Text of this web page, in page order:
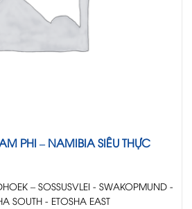
PHI – NAMIBIA SIÊU THỰC
– SOSSUSVLEI - SWAKOPMUND -
SOUTH - ETOSHA EAST